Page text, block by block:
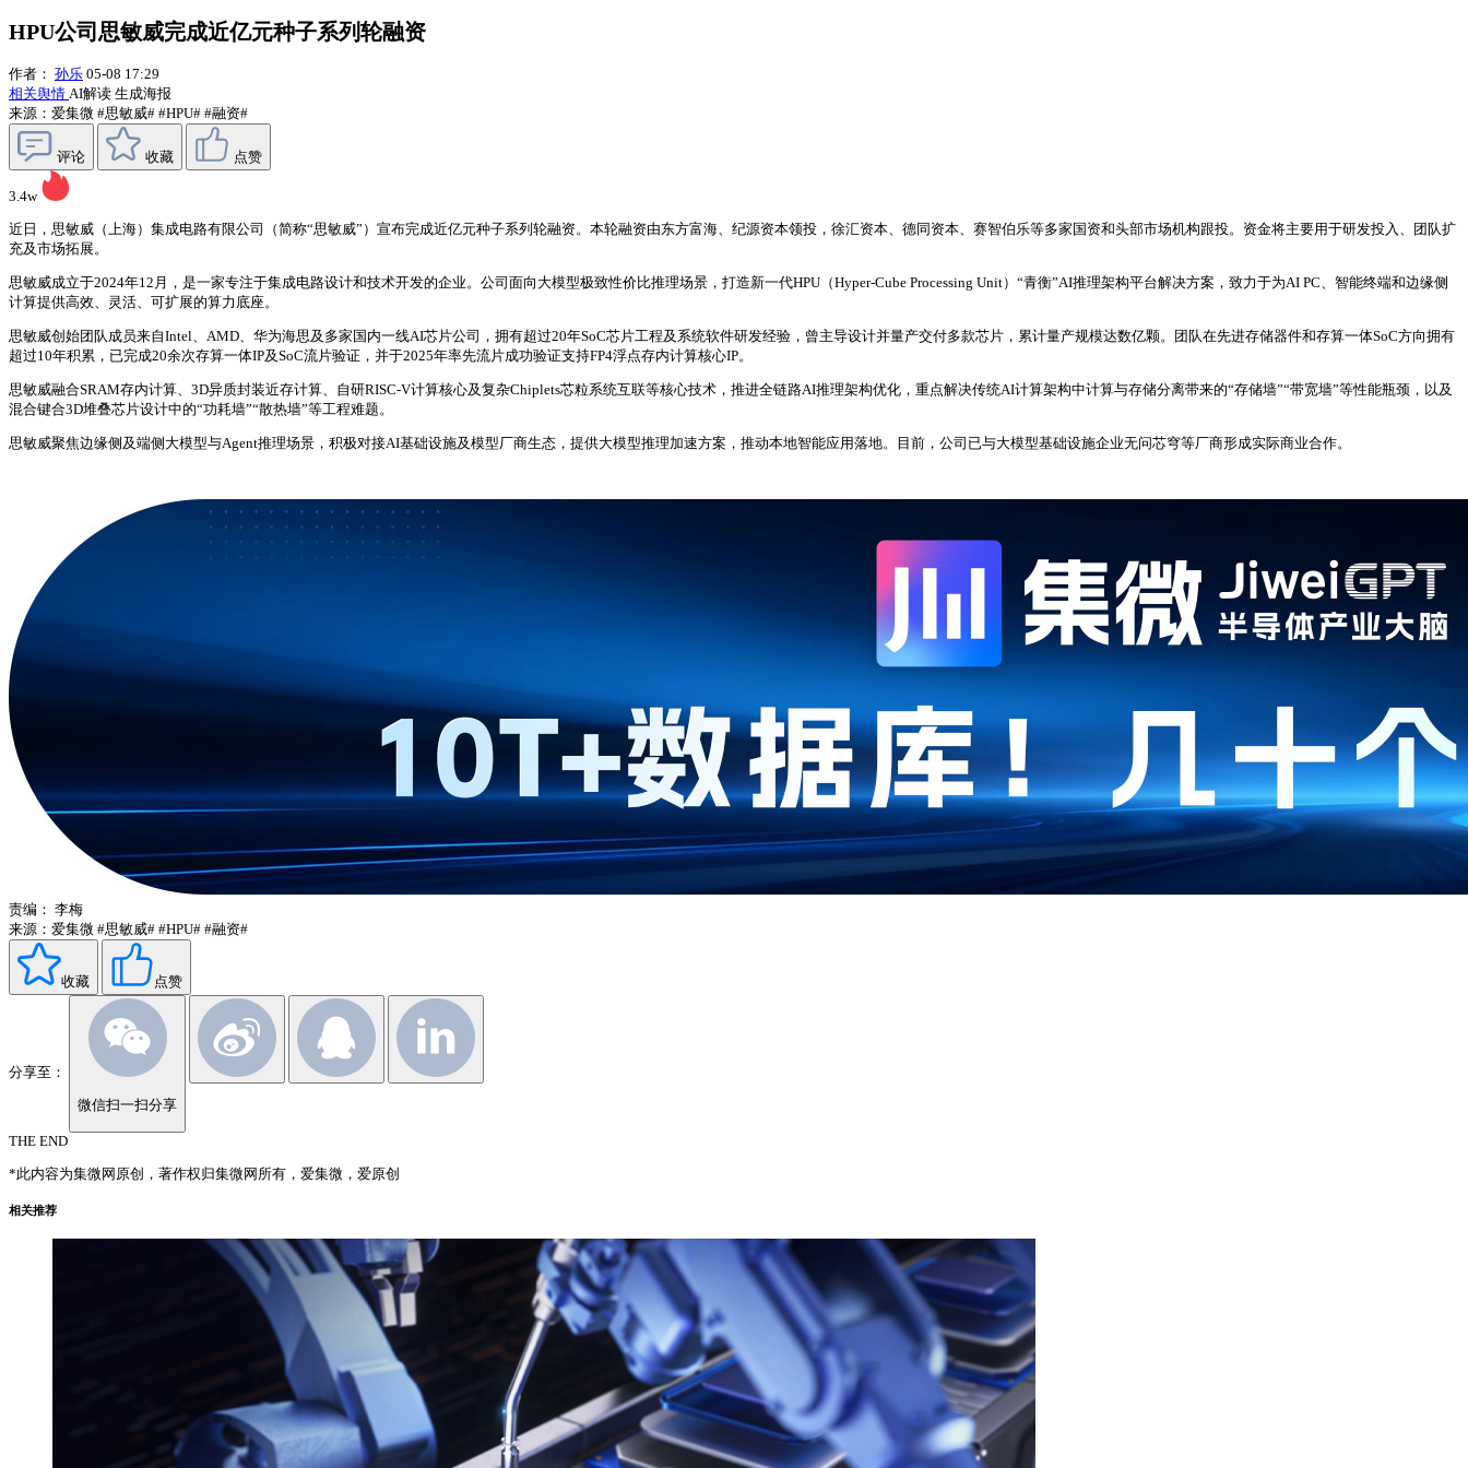
HPU公司思敏威完成近亿元种子系列轮融资
作者： 孙乐 05-08 17:29
相关舆情 AI解读 生成海报
来源：爱集微 #思敏威# #HPU# #融资#
评论 收藏 点赞
3.4w
近日，思敏威（上海）集成电路有限公司（简称“思敏威”）宣布完成近亿元种子系列轮融资。本轮融资由东方富海、纪源资本领投，徐汇资本、德同资本、赛智伯乐等多家国资和头部市场机构跟投。资金将主要用于研发投入、团队扩
充及市场拓展。
思敏威成立于2024年12月，是一家专注于集成电路设计和技术开发的企业。公司面向大模型极致性价比推理场景，打造新一代HPU（Hyper-Cube Processing Unit）“青衡”AI推理架构平台解决方案，致力于为AI PC、智能终端和边缘侧
计算提供高效、灵活、可扩展的算力底座。
思敏威创始团队成员来自Intel、AMD、华为海思及多家国内一线AI芯片公司，拥有超过20年SoC芯片工程及系统软件研发经验，曾主导设计并量产交付多款芯片，累计量产规模达数亿颗。团队在先进存储器件和存算一体SoC方向拥有
超过10年积累，已完成20余次存算一体IP及SoC流片验证，并于2025年率先流片成功验证支持FP4浮点存内计算核心IP。
思敏威融合SRAM存内计算、3D异质封装近存计算、自研RISC-V计算核心及复杂Chiplets芯粒系统互联等核心技术，推进全链路AI推理架构优化，重点解决传统AI计算架构中计算与存储分离带来的“存储墙”“带宽墙”等性能瓶颈，以及
混合键合3D堆叠芯片设计中的“功耗墙”“散热墙”等工程难题。
思敏威聚焦边缘侧及端侧大模型与Agent推理场景，积极对接AI基础设施及模型厂商生态，提供大模型推理加速方案，推动本地智能应用落地。目前，公司已与大模型基础设施企业无问芯穹等厂商形成实际商业合作。
责编： 李梅
来源：爱集微 #思敏威# #HPU# #融资#
收藏 点赞
分享至：
微信扫一扫分享
THE END
*此内容为集微网原创，著作权归集微网所有，爱集微，爱原创
相关推荐